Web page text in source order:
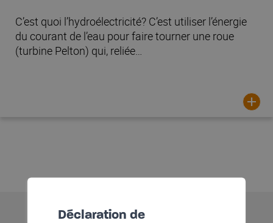
C’est quoi l’hydroélectricité? C’est utiliser l’énergie
du courant de l’eau pour faire tourner une roue
(turbine Pelton) qui, reliée…
Déclaration de